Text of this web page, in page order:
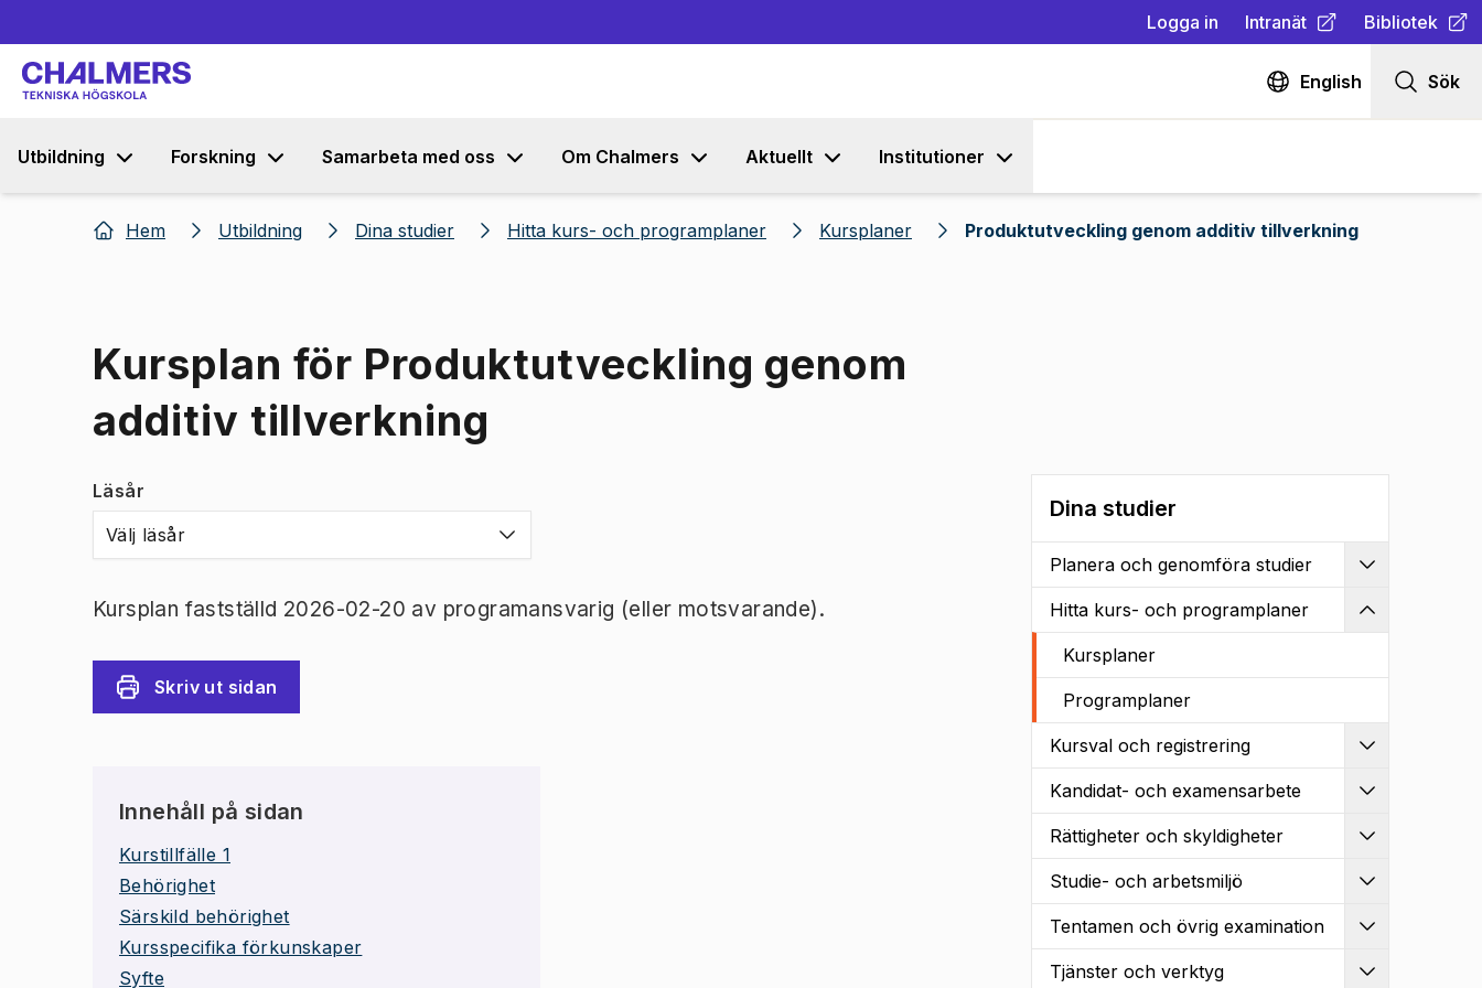
Logga in Intranät
(Öppnas i ny flik)
Bibliotek
(Öppnas i ny
English Sök
Utbildning Forskning Samarbeta med oss Om Chalmers Aktuellt Institutioner
Hem Utbildning Dina studier Hitta kurs- och programplaner Kursplaner Produktutveckling genom additiv tillverkning
Kursplan för Produktutveckling genom
additiv tillverkning
Läsår
Välj läsår
Kursplan fastställd 2026-02-20 av programansvarig (eller motsvarande).
Skriv ut sidan
Innehåll på sidan
Kurstillfälle 1
Behörighet
Särskild behörighet
Kursspecifika förkunskaper
Syfte
Dina studier
Planera och genomföra studier
Hitta kurs- och programplaner
Kursplaner
Programplaner
Kursval och registrering
Kandidat- och examensarbete
Rättigheter och skyldigheter
Studie- och arbetsmiljö
Tentamen och övrig examination
Tjänster och verktyg